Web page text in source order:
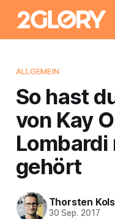
ALLGEMEIN
So hast
von Kay
gehört
Thorsten
30 Sep. 2017